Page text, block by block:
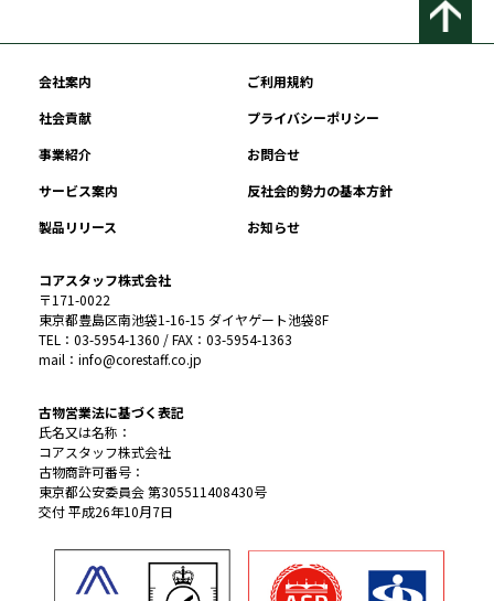
会社案内
ご利用規約
社会貢献
プライバシーポリシー
事業紹介
お問合せ
サービス案内
反社会的勢力の基本方針
製品リリース
お知らせ
コアスタッフ株式会社
〒171-0022
東京都豊島区南池袋1-16-15 ダイヤゲート池袋8F
TEL：03-5954-1360 / FAX：03-5954-1363
mail：info@corestaff.co.jp
古物営業法に基づく表記
氏名又は名称：
コアスタッフ株式会社
古物商許可番号：
東京都公安委員会 第305511408430号
交付 平成26年10月7日